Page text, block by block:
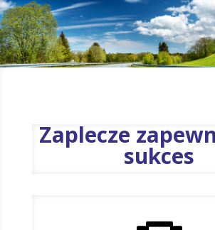
Zaplecze
sukces